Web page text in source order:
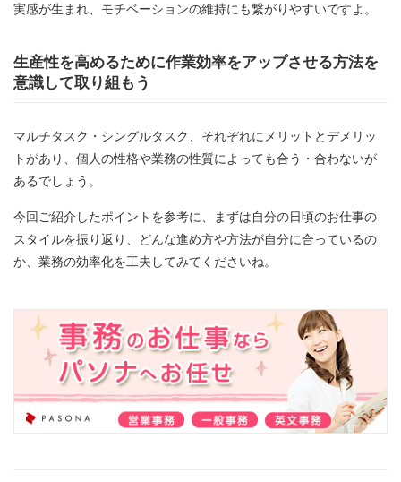
実感が生まれ、モチベーションの維持にも繋がりやすいですよ。
生産性を高めるために作業効率をアップさせる方法を
意識して取り組もう
マルチタスク・シングルタスク、それぞれにメリットとデメリッ
トがあり、個人の性格や業務の性質によっても合う・合わないが
あるでしょう。
今回ご紹介したポイントを参考に、まずは自分の日頃のお仕事の
スタイルを振り返り、どんな進め方や方法が自分に合っているの
か、業務の効率化を工夫してみてくださいね。